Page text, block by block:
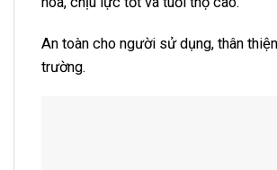
An toàn cho người sử dụng, thân
trường.